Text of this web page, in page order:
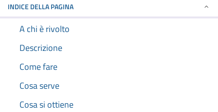
INDICE DELLA PAGINA
A chi è rivolto
Descrizione
Come fare
Cosa serve
Cosa si ottiene